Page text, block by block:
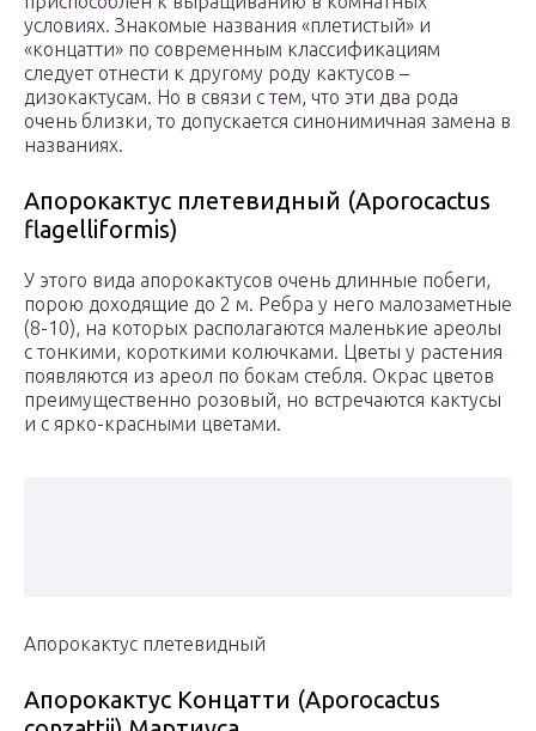
условиях. Знакомые названия «плетистый» и
«концатти» по современным классификациям
следует отнести к другому роду кактусов –
дизокактусам. Но в связи с тем, что эти два рода
очень близки, то допускается синонимичная замена в
названиях.
Апорокактус плетевидный (Aporocactus
flagelliformis)
У этого вида апорокактусов очень длинные побеги,
порою доходящие до 2 м. Ребра у него малозаметные
(8-10), на которых располагаются маленькие ареолы
с тонкими, короткими колючками. Цветы у растения
появляются из ареол по бокам стебля. Окрас цветов
преимущественно розовый, но встречаются кактусы
и с ярко-красными цветами.
Апорокактус плетевидный
Апорокактус Концатти (Aporocactus